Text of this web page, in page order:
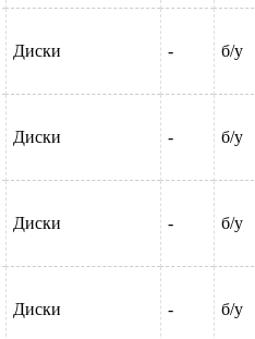
Диски - б/у
Диски - б/у
Диски - б/у
Диски - б/у